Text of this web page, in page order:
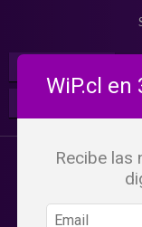
WiP.cl
Recibe las